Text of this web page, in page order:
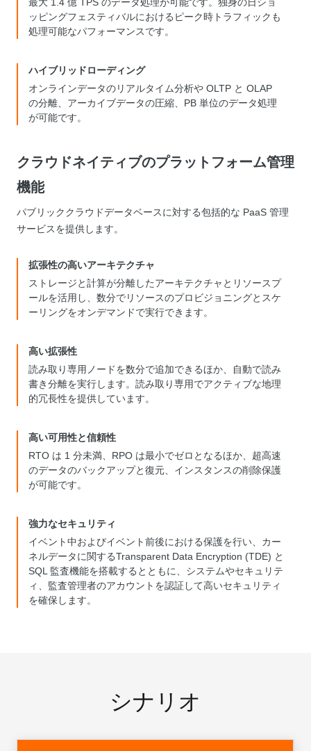
ッピングフェスティバルにおけるピーク時トラフィックも
処理可能なパフォーマンスです。
ハイブリッドローディング
オンラインデータのリアルタイム分析や OLTP と OLAP
の分離、アーカイブデータの圧縮、PB 単位のデータ処理
が可能です。
クラウドネイティブのプラットフォーム管理
機能
パブリッククラウドデータベースに対する包括的な PaaS 管理
サービスを提供します。
拡張性の高いアーキテクチャ
ストレージと計算が分離したアーキテクチャとリソースプ
ールを活用し、数分でリソースのプロビジョニングとスケ
ーリングをオンデマンドで実行できます。
高い拡張性
読み取り専用ノードを数分で追加できるほか、自動で読み
書き分離を実行します。読み取り専用でアクティブな地理
的冗長性を提供しています。
高い可用性と信頼性
RTO は 1 分未満、RPO は最小でゼロとなるほか、超高速
のデータのバックアップと復元、インスタンスの削除保護
が可能です。
強力なセキュリティ
イベント中およびイベント前後における保護を行い、カー
ネルデータに関するTransparent Data Encryption (TDE) と
SQL 監査機能を搭載するとともに、システムやセキュリテ
ィ、監査管理者のアカウントを認証して高いセキュリティ
を確保します。
シナリオ